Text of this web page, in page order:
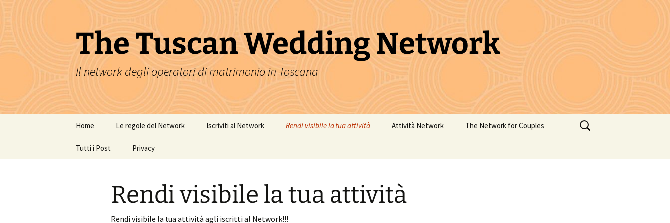
The Tuscan Wedding Network
Il network degli operatori di matrimonio in Toscana
content
Home Le regole del Network
Codice Etico e di
Condotta del TTWN
Iscriviti al Network Rendi visibile la tua attività Attività Network The Network for Couples
Tutti i Post Privacy
Search
for:
Rendi visibile la tua attività
Rendi visibile la tua attività agli iscritti al Network!!!